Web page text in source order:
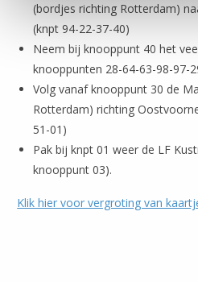
(bordjes richting Rotterdam)
(knpt 94-22-37-40)
Neem bij knooppunt 40 het
knooppunten 28-64-63-98-97-
Volg vanaf knooppunt 30 de
Rotterdam) richting
51-01)
Pak bij knpt 01 weer de LF
knooppunt 03).
Klik hier voor vergroting van